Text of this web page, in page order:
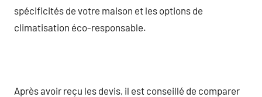
spécificités de votre maison et les options de
climatisation éco-responsable.
Après avoir reçu les devis, il est conseillé de comparer